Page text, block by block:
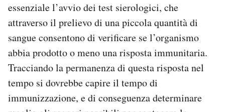
essenziale l’avvio dei test sierologici, che
attraverso il prelievo di una piccola quantità di
sangue consentono di verificare se l’organismo
abbia prodotto o meno una risposta immunitaria.
Tracciando la permanenza di questa risposta nel
tempo si dovrebbe capire il tempo di
immunizzazione, e di conseguenza determinare